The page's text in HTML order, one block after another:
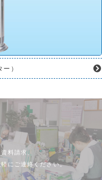
）
料請求、
にご連絡ください。